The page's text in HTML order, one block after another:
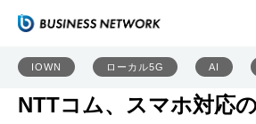
IOWN ローカル5G AI
NTTコム、スマホ対応